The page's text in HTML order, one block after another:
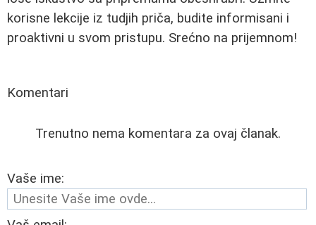
korisne lekcije iz tudjih priča, budite informisani i
proaktivni u svom pristupu. Srećno na prijemnom!
Komentari
Trenutno nema komentara za ovaj članak.
Vaše ime: